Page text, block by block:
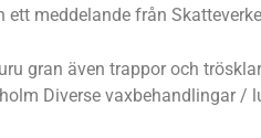
meddelande från
gran även trappor och
Diverse vaxbehandlingar /